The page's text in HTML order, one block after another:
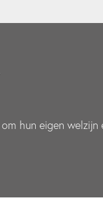
hun eigen